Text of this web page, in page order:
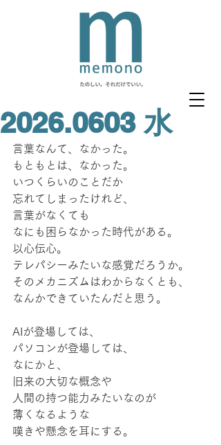
2026.0603 水
言葉なんて、なかった。
もともとは、なかった。
いつくらいのことだか
忘れてしまったけれど、
言葉がなくても
なにも困らなかった時代がある。
以心伝心。
テレパシーみたいな感覚だろうか。
そのメカニズムはわからなくとも、
なんかできていたんだと思う。
AIが登場しては、
パソコンが登場しては、
なにかと、
旧来の大切な概念や
人間の持つ能力みたいなのが
薄くなるような
嘆きや懸念を耳にする。